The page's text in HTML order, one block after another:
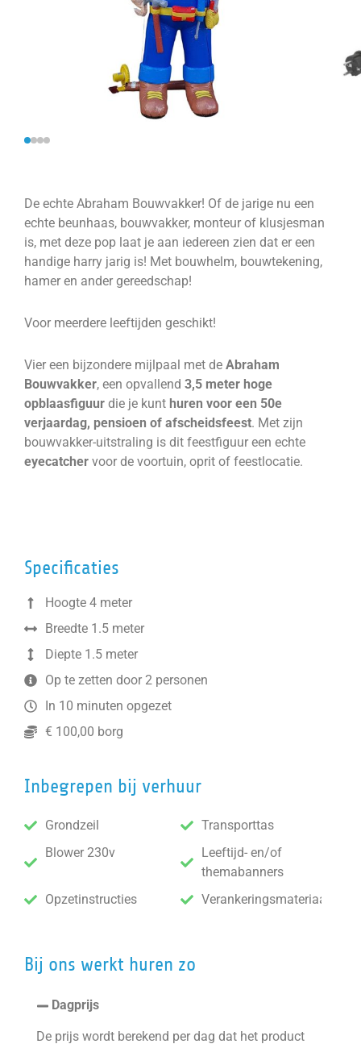
De echte Abraham Bouwvakker! Of de jarige nu een
echte beunhaas, bouwvakker, monteur of klusjesman
is, met deze pop laat je aan iedereen zien dat er een
handige harry jarig is! Met bouwhelm, bouwtekening,
hamer en ander gereedschap!
Voor meerdere leeftijden geschikt!
Vier een bijzondere mijlpaal met de Abraham
Bouwvakker, een opvallend 3,5 meter hoge
opblaasfiguur die je kunt huren voor een 50e
verjaardag, pensioen of afscheidsfeest. Met zijn
bouwvakker-uitstraling is dit feestfiguur een echte
eyecatcher voor de voortuin, oprit of feestlocatie.
Specificaties
Hoogte 4 meter
Breedte 1.5 meter
Diepte 1.5 meter
Op te zetten door 2 personen
In 10 minuten opgezet
€ 100,00 borg
Inbegrepen bij verhuur
Grondzeil
Transporttas
Blower 230v
Leeftijd- en/of
themabanners
Opzetinstructies
Verankeringsmateriaal
Bij ons werkt huren zo
Dagprijs
De prijs wordt berekend per dag dat het product